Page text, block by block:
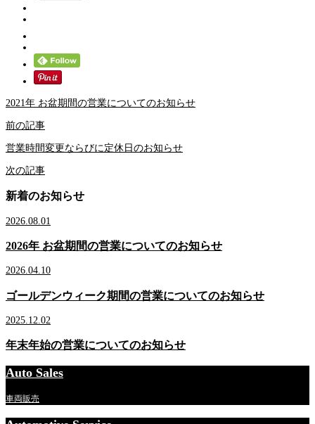
2021年 お盆期間の営業についてのお知らせ
前の記事
営業時間変更ならびに定休日のお知らせ
次の記事
新着のお知らせ
2026.08.01
2026年 お盆期間の営業についてのお知らせ
2026.04.10
ゴールデンウィーク期間の営業についてのお知らせ
2025.12.02
年末年始の営業についてのお知らせ
Auto Sales
車両販売